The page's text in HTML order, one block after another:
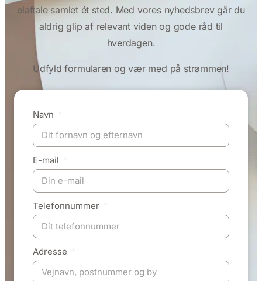
elaftale samlet ét sted. Med vores nyhedsbrev går du
aldrig glip af relevant viden og gode råd til
hverdagen.
Udfyld formularen og vær med på strømmen!
Navn
E-mail
Telefonnummer
Adresse